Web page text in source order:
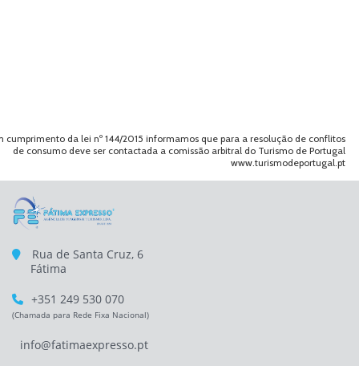
cumprimento da lei nº 144/2015 informamos que para a resolução de conflitos
de consumo deve ser contactada a comissão arbitral do Turismo de Portugal
www.turismodeportugal.pt
Rua de Santa Cruz, 6
Fátima
+351 249 530 070
(Chamada para Rede Fixa Nacional)
info@fatimaexpresso.pt